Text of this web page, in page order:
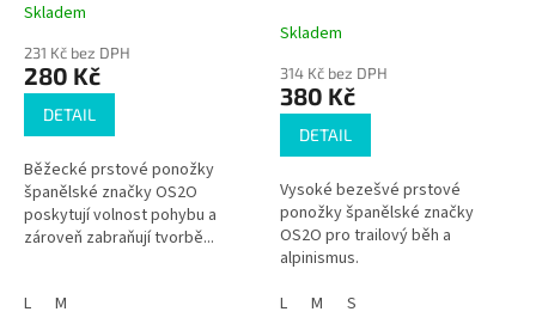
Průměrné
produktu
je
hvězdiček.
Skladem
231 Kč bez DPH
280 Kč
DETAIL
Běžecké prstové ponožky
španělské značky OS2O
poskytují volnost pohybu a
zároveň zabraňují tvorbě...
L M
Skladem
314 Kč bez DPH
380 Kč
DETAIL
Vysoké bezešvé prstové
ponožky španělské značky
OS2O pro trailový běh a
alpinismus.
L
M S